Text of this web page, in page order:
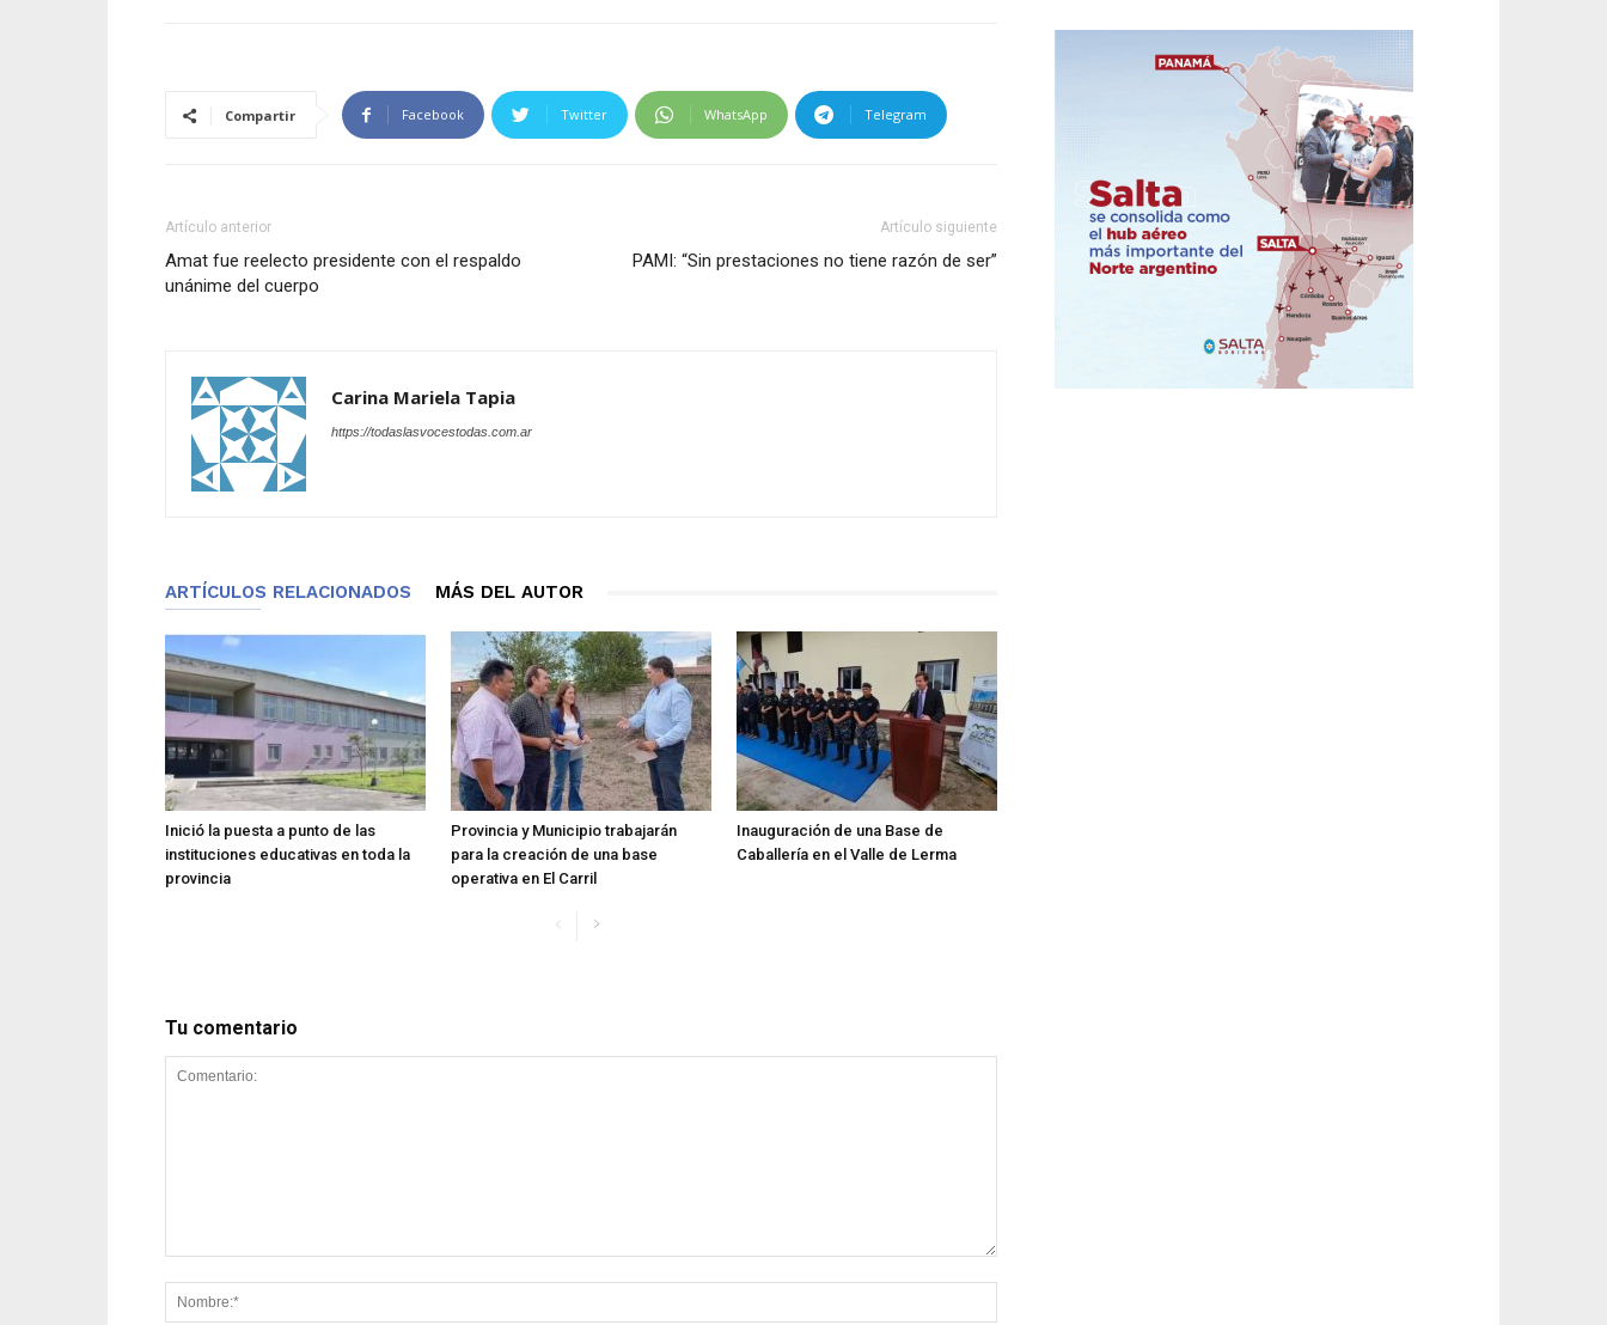
Compartir Facebook Twitter WhatsApp Telegram
Artículo anterior
Amat fue reelecto presidente con el respaldo
unánime del cuerpo
Artículo siguiente
PAMI: “Sin prestaciones no tiene razón de ser”
Carina Mariela Tapia
https://todaslasvocestodas.com.ar
ARTÍCULOS RELACIONADOS MÁS DEL AUTOR
Inició la puesta a punto de las
instituciones educativas en toda la
provincia
Provincia y Municipio trabajarán
para la creación de una base
operativa en El Carril
Inauguración de una Base de
Caballería en el Valle de Lerma
Tu comentario